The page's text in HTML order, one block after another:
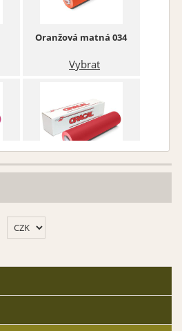
Oranžová matná 034
Vybrat
Vybrat